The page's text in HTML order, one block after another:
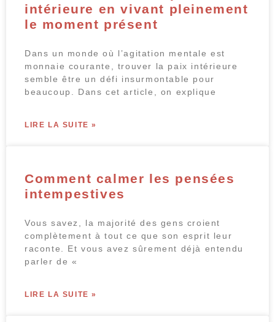
intérieure en vivant pleinement
le moment présent
Dans un monde où l’agitation mentale est
monnaie courante, trouver la paix intérieure
semble être un défi insurmontable pour
beaucoup. Dans cet article, on explique
LIRE LA SUITE »
Comment calmer les pensées
intempestives
Vous savez, la majorité des gens croient
complètement à tout ce que son esprit leur
raconte. Et vous avez sûrement déjà entendu
parler de «
LIRE LA SUITE »